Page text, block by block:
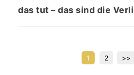
das tut – das sind die
1 2 >>